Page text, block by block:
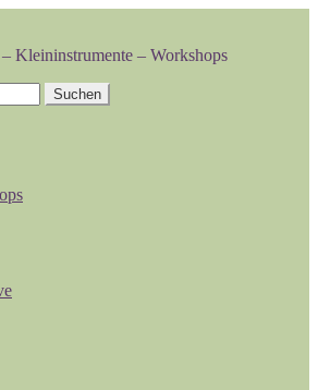
Kleininstrumente – Workshops
Suchen